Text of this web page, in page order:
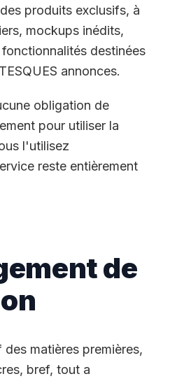
produits exclusifs, à
mockups inédits,
destinées
annonces.
obligation de
pour utiliser la
l'utilisez
reste entièrement
de
matières premières,
bref, tout a